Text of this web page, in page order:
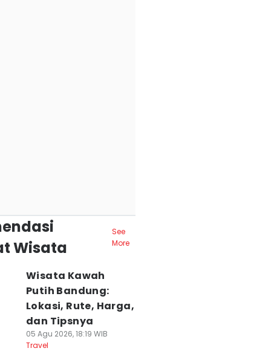
Wisata
See
More
Wisata Kawah
Putih Bandung:
Lokasi, Rute, Harga,
dan Tipsnya
05 Agu 2026, 18:19 WIB
Travel